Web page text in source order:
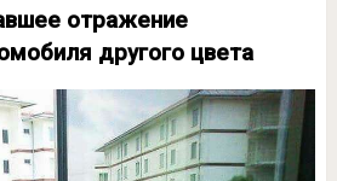
отражение
другого цвета